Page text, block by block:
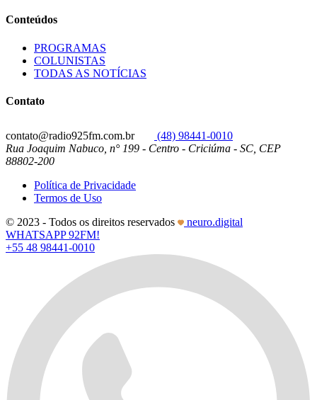
Conteúdos
PROGRAMAS
COLUNISTAS
TODAS AS NOTÍCIAS
Contato
contato@radio925fm.com.br
(48) 98441-0010
Rua Joaquim Nabuco, n° 199 - Centro - Criciúma - SC, CEP
88802-200
Política de Privacidade
Termos de Uso
© 2023 - Todos os direitos reservados
neuro.digital
WHATSAPP 92FM!
+55 48 98441-0010